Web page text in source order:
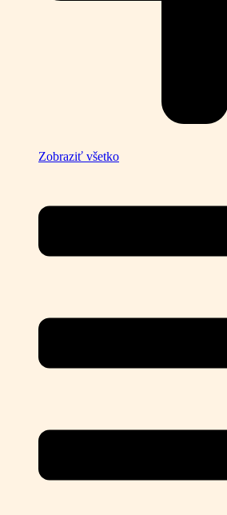
Zobraziť všetko